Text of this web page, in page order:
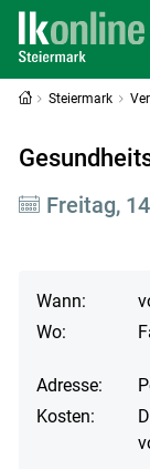
Steiermark
Freitag,
Wann:
Wo:
Adresse:
Kosten: